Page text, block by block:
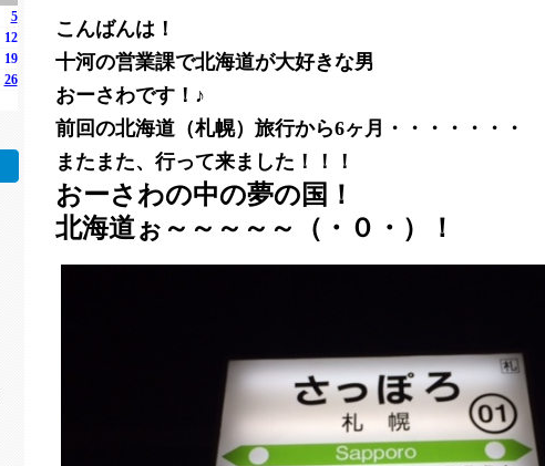
5
12
19
26
こんばんは！
十河の営業課で北海道が大好きな男
おーさわです！♪
前回の北海道（札幌）旅行から6ヶ月・・・・・・・
またまた、行って来ました！！！
おーさわの中の夢の国！
北海道ぉ～～～～～（・０・）！